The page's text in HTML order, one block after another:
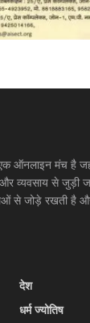
ऑनलाइन मंच है
से जुड़ी
से जोड़े रखती है
देश
धर्म ज्योतिष